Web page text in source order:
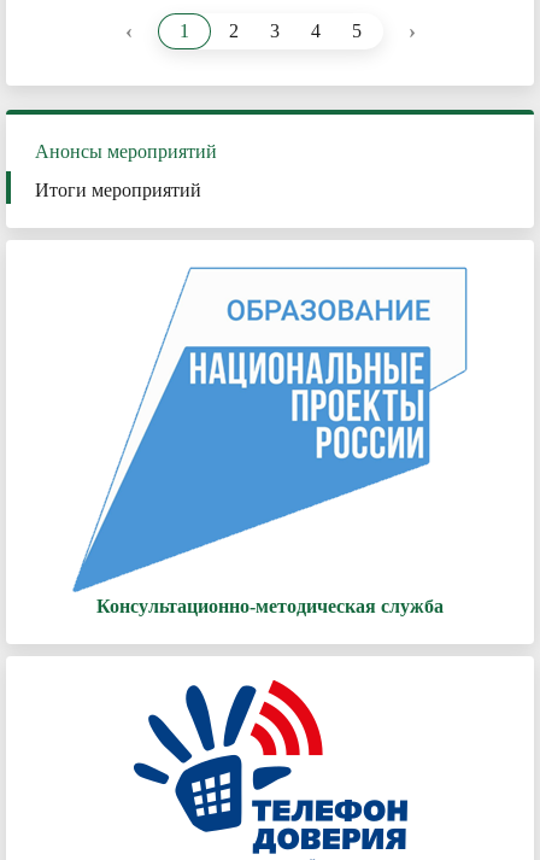
‹ 1 2 3 4 5 ›
Анонсы мероприятий
Итоги мероприятий
Консультационно-методическая служба